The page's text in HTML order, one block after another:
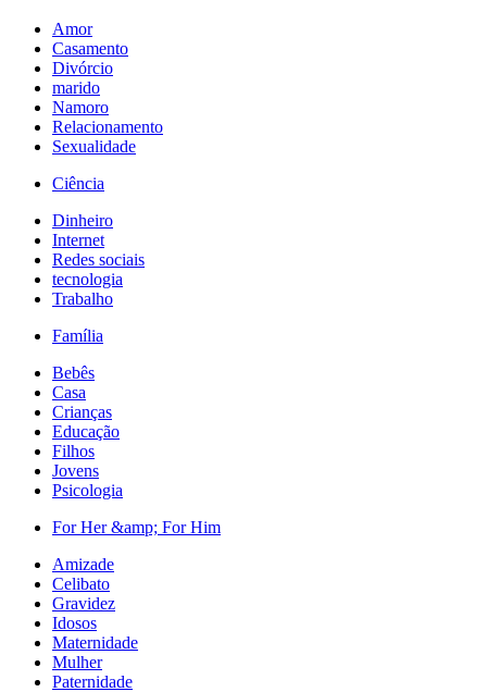
Amor
Casamento
Divórcio
marido
Namoro
Relacionamento
Sexualidade
Ciência
Dinheiro
Internet
Redes sociais
tecnologia
Trabalho
Família
Bebês
Casa
Crianças
Educação
Filhos
Jovens
Psicologia
For Her &amp; For Him
Amizade
Celibato
Gravidez
Idosos
Maternidade
Mulher
Paternidade